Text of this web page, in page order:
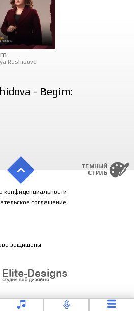
Rashidova
- Begim:
ТЕМНЫЙ
СТИЛЬ
конфиденциальности
соглашение
защищены
Jonim onamby Zulfiya Rashidova